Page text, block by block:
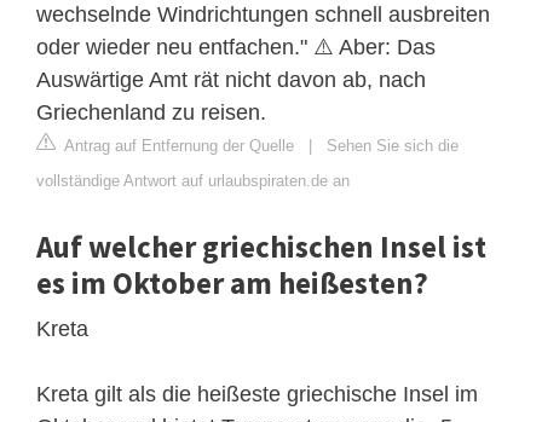
wechselnde Windrichtungen schnell ausbreiten
oder wieder neu entfachen." ⚠️ Aber: Das
Auswärtige Amt rät nicht davon ab, nach
Griechenland zu reisen.
Antrag auf Entfernung der Quelle | Sehen Sie sich die
vollständige Antwort auf urlaubspiraten.de an
Auf welcher griechischen Insel ist
es im Oktober am heißesten?
Kreta
Kreta gilt als die heißeste griechische Insel im